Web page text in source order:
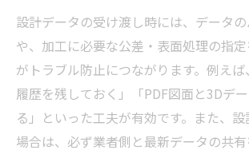
設計データの受け渡し時には、データ
や、加工に必要な公差・表面処理の指
がトラブル防止につながります。例え
履歴を残しておく」「PDF図面と3Dデ
る」といった工夫が有効です。また、
場合は、必ず業者側と最新データの共